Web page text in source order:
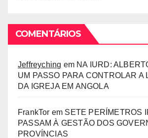
COMENTÁRIOS
Jeffreyching em NA IURD:
UM PASSO PARA CONTROLAR A
DA IGREJA EM ANGOLA
FrankTor em SETE PERÍMETROS
PASSAM À GESTÃO DOS
PROVÍNCIAS